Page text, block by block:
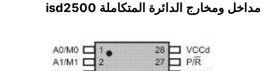
مداخل ومخارج الدائرة المتكاملة isd2500